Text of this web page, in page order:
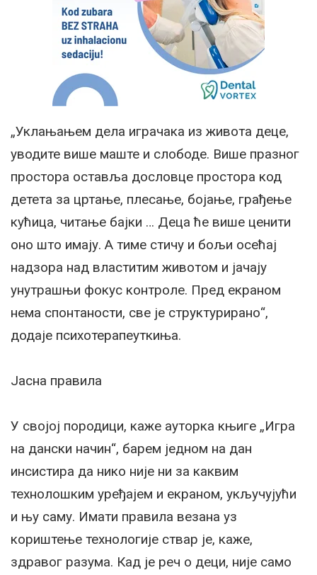
„Уклањањем дела играчака из живота деце,
уводите више маште и слободе. Више празног
простора оставља дословце простора код
детета за цртање, плесање, бојање, грађење
кућица, читање бајки … Деца ће више ценити
оно што имају. А тиме стичу и бољи осећај
надзора над властитим животом и јачају
унутрашњи фокус контроле. Пред екраном
нема спонтаности, све је структурирано“,
додаје психотерапеуткиња.
Јасна правила
У својој породици, каже ауторка књиге „Игра
на дански начин“, барем једном на дан
инсистира да нико није ни за каквим
технолошким уређајем и екраном, укључујући
и њу саму. Имати правила везана уз
кориштење технологије ствар је, каже,
здравог разума. Кад је реч о деци, није само